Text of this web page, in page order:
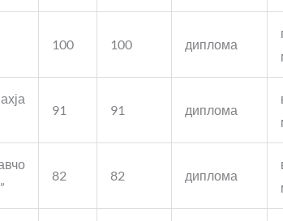
100 100 диплома
91 91 диплома
82 82 диплома